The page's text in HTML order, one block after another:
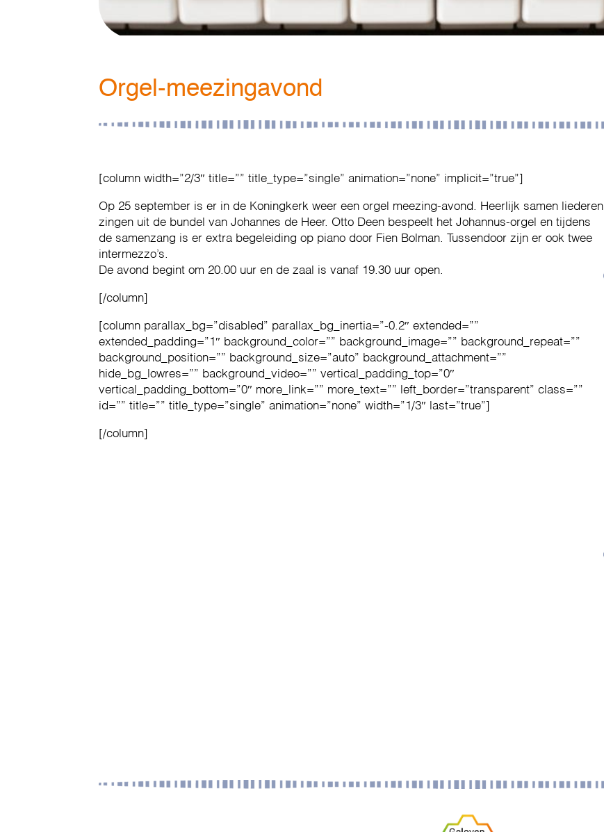
Orgel-meezingavond
[column width=”2/3″ title=”” title_type=”single” animation=”none” implicit=”true”]
Op 25 september is er in de Koningkerk weer een orgel meezing-avond. Heerlijk samen liederen
zingen uit de bundel van Johannes de Heer. Otto Deen bespeelt het Johannus-orgel en tijdens
de samenzang is er extra begeleiding op piano door Fien Bolman. Tussendoor zijn er ook twee
intermezzo’s.
De avond begint om 20.00 uur en de zaal is vanaf 19.30 uur open.
[/column]
[column parallax_bg=”disabled” parallax_bg_inertia=”-0.2″ extended=””
extended_padding=”1″ background_color=”” background_image=”” background_repeat=””
background_position=”” background_size=”auto” background_attachment=””
hide_bg_lowres=”” background_video=”” vertical_padding_top=”0″
vertical_padding_bottom=”0″ more_link=”” more_text=”” left_border=”transparent” class=””
id=”” title=”” title_type=”single” animation=”none” width=”1/3″ last=”true”]
[/column]